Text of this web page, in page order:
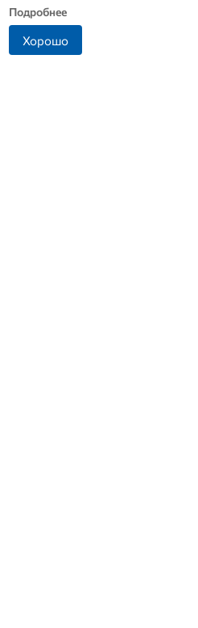
Житель Ливенского
Подробнее
Хорошо